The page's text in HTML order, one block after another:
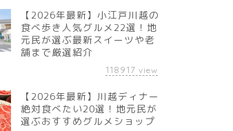
【2026年最新】小江戸川越の
食べ歩き人気グルメ22選！地
元民が選ぶ最新スイーツや老
舗まで厳選紹介
118917 view
【2026年最新】川越ディナー
絶対食べたい20選！地元民が
選ぶおすすめグルメショップ